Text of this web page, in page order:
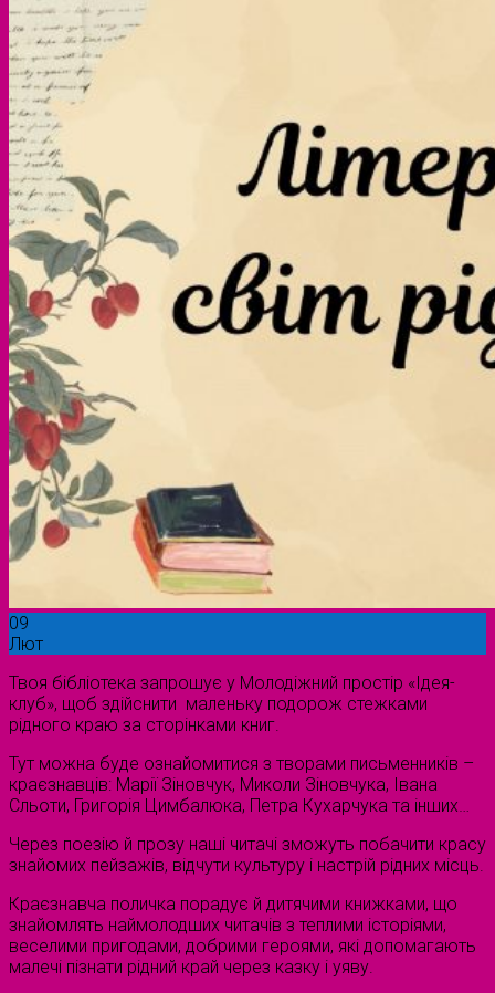
09
Лют
Твоя бібліотека запрошує у Молодіжний простір «Ідея-
клуб», щоб здійснити маленьку подорож стежками
рідного краю за сторінками книг.
Тут можна буде ознайомитися з творами письменників –
краєзнавців: Марії Зіновчук, Миколи Зіновчука, Івана
Сльоти, Григорія Цимбалюка, Петра Кухарчука та інших…
Через поезію й прозу наші читачі зможуть побачити красу
знайомих пейзажів, відчути культуру і настрій рідних місць.
Краєзнавча поличка порадує й дитячими книжками, що
знайомлять наймолодших читачів з теплими історіями,
веселими пригодами, добрими героями, які допомагають
малечі пізнати рідний край через казку і уяву.